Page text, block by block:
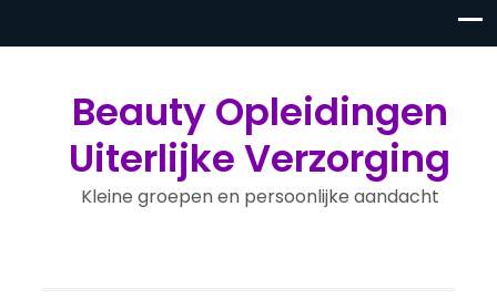
Beauty Opleidingen
Uiterlijke Verzorging
Kleine groepen en persoonlijke aandacht